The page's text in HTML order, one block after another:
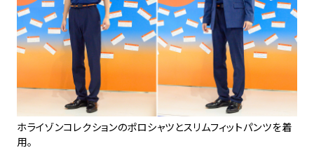
ホライゾンコレクションのポロシャツとスリムフィットパンツを着
用。